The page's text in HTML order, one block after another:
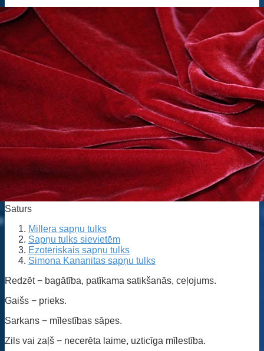
Saturs
Millera sapņu tulks
Sapņu tulks sievietēm
Ezotēriskais sapņu tulks
Simona Kananitas sapņu tulks
Redzēt − bagātība, patīkama satikšanās, ceļojums.
Gaišs − prieks.
Sarkans − mīlestības sāpes.
Zils vai zaļš − necerēta laime, uzticīga mīlestība.